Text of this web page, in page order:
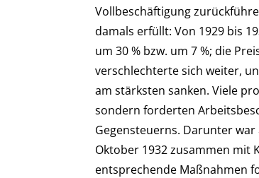
Vollbeschäftigung
damals erfüllt: Von 1929 bis
um 30 % bzw. um 7 %; die
verschlechterte sich weiter,
am stärksten sanken. Viele
sondern forderten
Gegensteuerns. Darunter war
Oktober 1932 zusammen mit
entsprechende Maßnahmen